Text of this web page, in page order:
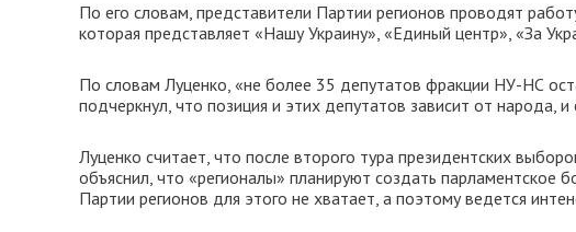
По его словам, представители Партии регионов проводят
которая представляет «Нашу Украину», «Единый центр», «За
По словам Луценко, «не более 35 депутатов фракции НУ-НС
подчеркнул, что позиция и этих депутатов зависит от народа,
Луценко считает, что после второго тура президентских
объяснил, что «регионалы» планируют создать
Партии регионов для этого не хватает, а поэтому ведется